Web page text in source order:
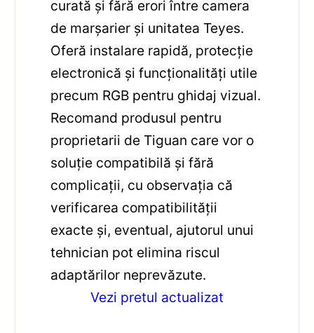
curată și fără erori între camera
de marșarier și unitatea Teyes.
Oferă instalare rapidă, protecție
electronică și funcționalități utile
precum RGB pentru ghidaj vizual.
Recomand produsul pentru
proprietarii de Tiguan care vor o
soluție compatibilă și fără
complicații, cu observația că
verificarea compatibilității
exacte și, eventual, ajutorul unui
tehnician pot elimina riscul
adaptărilor neprevăzute.
Vezi pretul actualizat